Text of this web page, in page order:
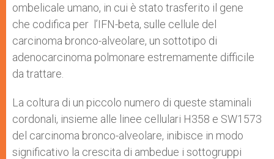
ombelicale umano, in cui è stato trasferito il gene
che codifica per l’IFN-beta, sulle cellule del
carcinoma bronco-alveolare, un sottotipo di
adenocarcinoma polmonare estremamente difficile
da trattare.
La coltura di un piccolo numero di queste staminali
cordonali, insieme alle linee cellulari H358 e SW1573
del carcinoma bronco-alveolare, inibisce in modo
significativo la crescita di ambedue i sottogruppi